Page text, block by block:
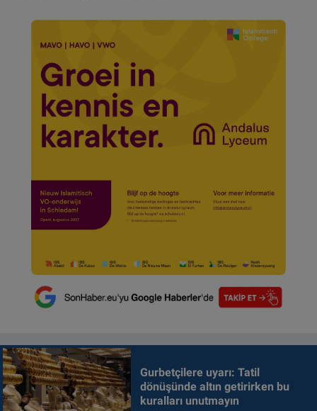
Gurbetçilere uyarı: Tatil
dönüşünde altın getirirken bu
kuralları unutmayın